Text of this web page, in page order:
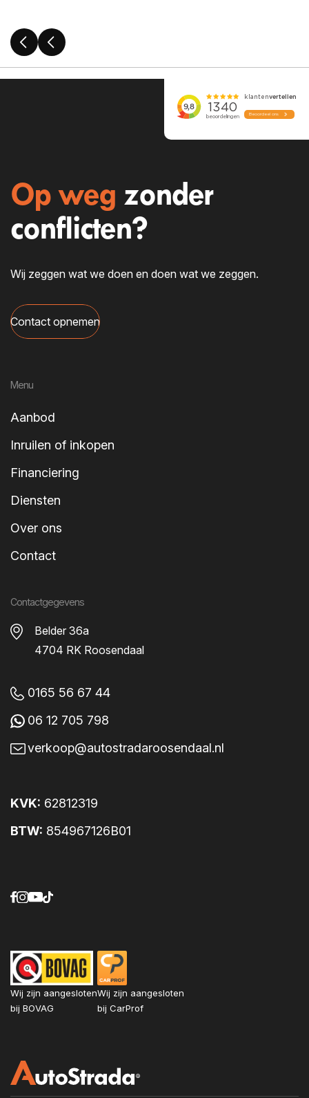
Specificaties
Opties
Achterbank neerklapbaar (ongelijke delen)
Airbag bestuurder
Airbags voor
Audiobediening op het stuur
Automatisch dimmende binnenspiegel
Automatische Stabiliteits Controle
Aux aansluiting
Bluetooth Audio
Boordcomputer
Op weg zonder
conflicten?
Wij zeggen wat we doen en doen wat we zeggen.
Contact opnemen
Menu
Aanbod
Inruilen of inkopen
Financiering
Diensten
Over ons
Contact
Contactgegevens
Belder 36a
4704 RK Roosendaal
0165 56 67 44
06 12 705 798
verkoop@autostradaroosendaal.nl
KVK: 62812319
BTW: 854967126B01
Wij zijn aangesloten
bij BOVAG
Wij zijn aangesloten
bij CarProf